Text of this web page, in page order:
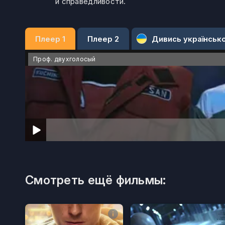
Плеер 1 Плеер 2 Дивись
Проф. двухголосый
Смотреть ещё фильмы: